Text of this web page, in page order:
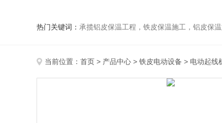
热门关键词： 承揽铝皮保温工程，铁皮保温施工，铝皮保
当前位置： 首页 > 产品中心 > 铁皮电动设备 > 电动起线